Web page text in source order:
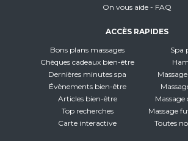
On vous aide - FAQ
ACCÈS RAPIDES
Bons plans massages
Chèques cadeaux bien-être
Dernières minutes spa
Évènements bien-être
Articles bien-être
Top recherches
Carte interactive
Spa
Massage
Toutes